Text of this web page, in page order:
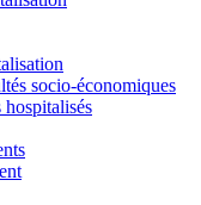
socio-économiques
hospitalisés